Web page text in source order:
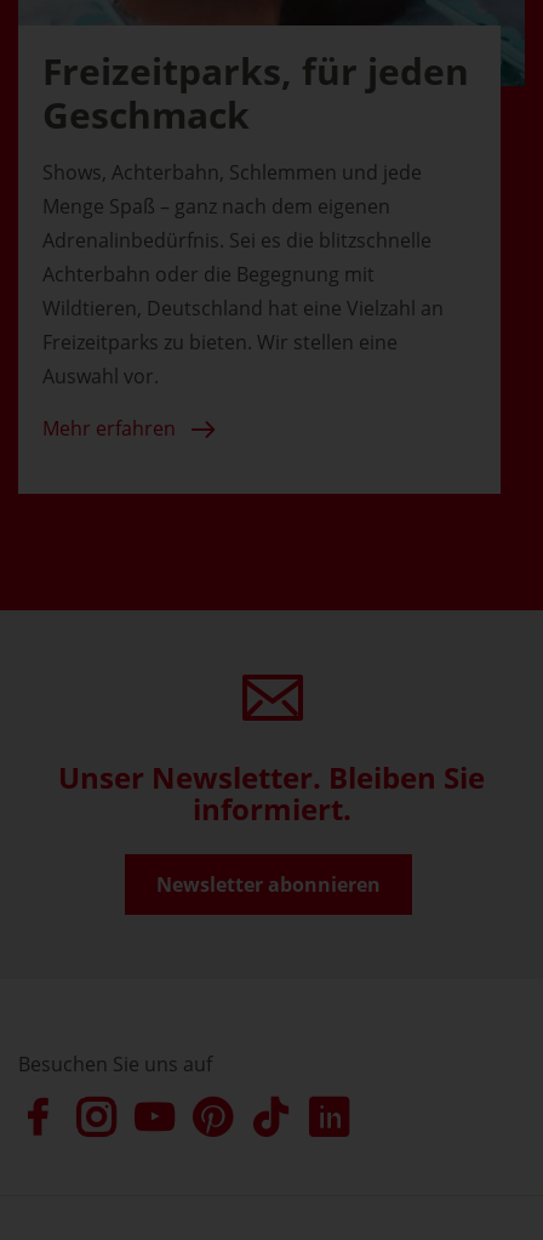
Freizeitparks, für jeden
Geschmack
Shows, Achterbahn, Schlemmen und jede
Menge Spaß – ganz nach dem eigenen
Adrenalinbedürfnis. Sei es die blitzschnelle
Achterbahn oder die Begegnung mit
Wildtieren, Deutschland hat eine Vielzahl an
Freizeitparks zu bieten. Wir stellen eine
Auswahl vor.
Mehr erfahren
Unser Newsletter. Bleiben Sie
informiert.
Newsletter abonnieren
Besuchen Sie uns auf